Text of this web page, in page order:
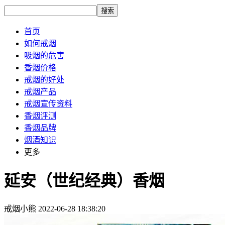
搜索
首页
如何戒烟
吸烟的危害
香烟价格
戒烟的好处
戒烟产品
戒烟宣传资料
香烟评测
香烟品牌
烟酒知识
更多
延安（世纪经典）香烟
戒烟小熊 2022-06-28 18:38:20